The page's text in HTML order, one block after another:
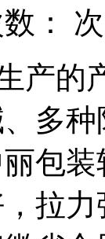
：
次
产的
多
包
拉力